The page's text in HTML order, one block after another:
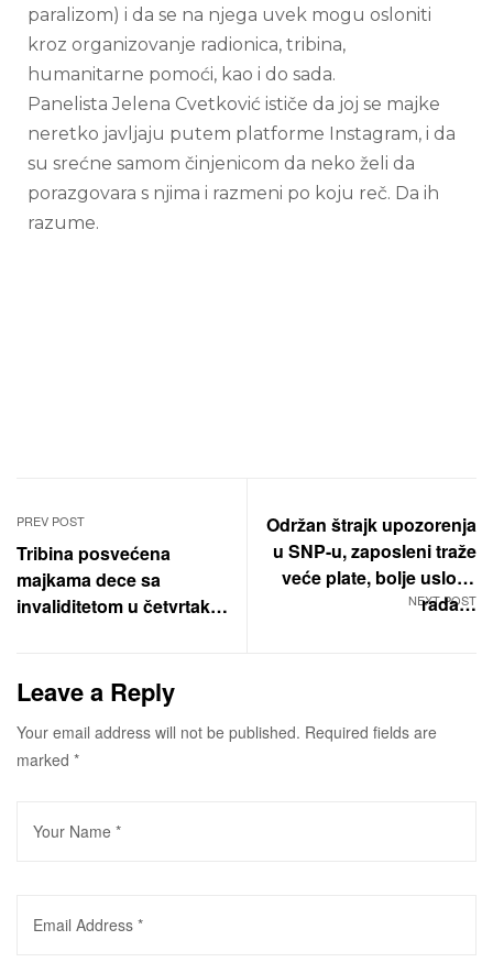
paralizom) i da se na njega uvek mogu osloniti
kroz organizovanje radionica, tribina,
humanitarne pomoći, kao i do sada.
Panelista Jelena Cvetković ističe da joj se majke
neretko javljaju putem platforme Instagram, i da
su srećne samom činjenicom da neko želi da
porazgovara s njima i razmeni po koju reč. Da ih
razume.
PREV POST
Tribina posvećena
majkama dece sa
invaliditetom u četvrtak u
NEXT POST
Održan štrajk upozorenja
u SNP-u, zaposleni traže
veće plate, bolje uslove
rada…
Leave a Reply
Your email address will not be published. Required fields are
marked *